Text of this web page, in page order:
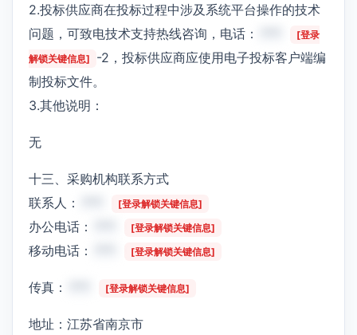
2.投标供应商在投标过程中涉及系统平台操作的技术
问题，可致电技术支持热线咨询，电话：
[登录
解锁关键信息]
-2，投标供应商应使用电子投标客户端编
制投标文件。
3.其他说明：
无
十三、采购机构联系方式
联系人：
[登录解锁关键信息]
办公电话： [登录解锁关键信息]
移动电话： [登录解锁关键信息]
传真： [登录解锁关键信息]
地址：江苏省南京市